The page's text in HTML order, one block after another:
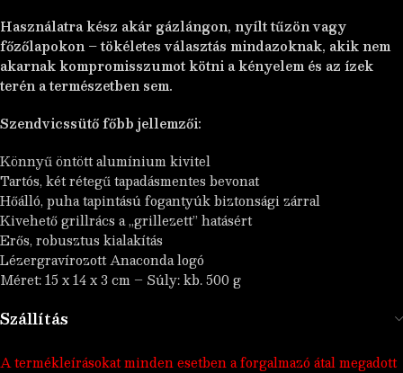
Használatra kész akár gázlángon, nyílt tűzön vagy
főzőlapokon – tökéletes választás mindazoknak, akik nem
akarnak kompromisszumot kötni a kényelem és az ízek
terén a természetben sem.
Szendvicssütő főbb jellemzői:
Könnyű öntött alumínium kivitel
Tartós, két rétegű tapadásmentes bevonat
Hőálló, puha tapintású fogantyúk biztonsági zárral
Kivehető grillrács a „grillezett” hatásért
Erős, robusztus kialakítás
Lézergravírozott Anaconda logó
Méret: 15 x 14 x 3 cm – Súly: kb. 500 g
Szállítás
A termékleírásokat minden esetben a forgalmazó átal megadott